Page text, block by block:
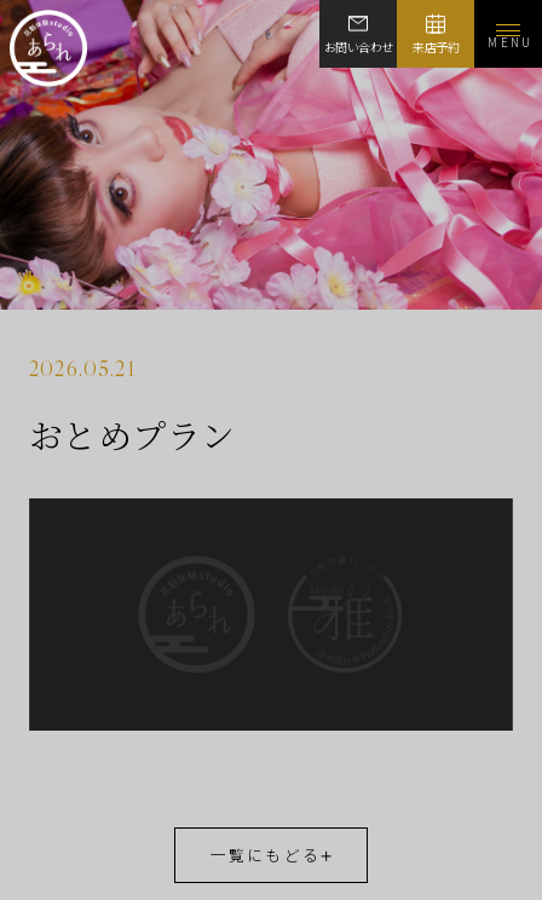
お問い合わせ 来店予約 MENU
2026.05.21
おとめプラン
一覧にもどる